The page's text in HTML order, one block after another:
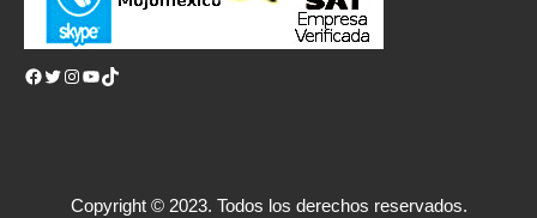
Facebook Twitter Instagram YouTube TikTok
Copyright © 2023. Todos los derechos reservados.